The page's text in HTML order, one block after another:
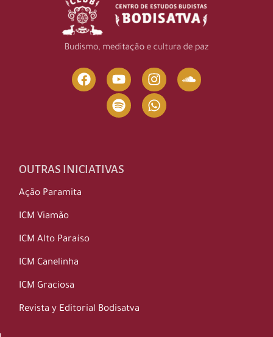
OUTRAS INICIATIVAS
Ação Paramita
ICM Viamão
ICM Alto Paraíso
ICM Canelinha
ICM Graciosa
Revista y Editorial Bodisatva